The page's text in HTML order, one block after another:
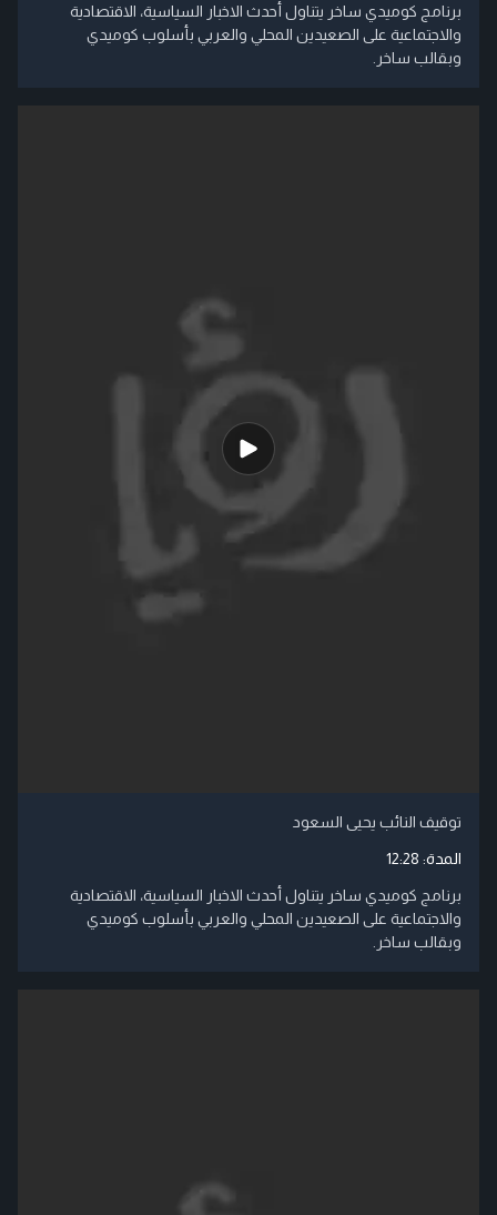
برنامج كوميدي ساخر يتناول أحدث الاخبار السياسية، الاقتصادية
والاجتماعية على الصعيدين المحلي والعربي بأسلوب كوميدي
وبقالب ساخر.
توقيف النائب يحيى السعود
المدة: 12:28
برنامج كوميدي ساخر يتناول أحدث الاخبار السياسية، الاقتصادية
والاجتماعية على الصعيدين المحلي والعربي بأسلوب كوميدي
وبقالب ساخر.